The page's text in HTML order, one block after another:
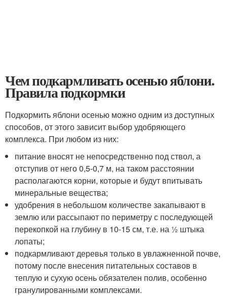
Чем подкармливать осенью яблони.
Правила подкормки
Подкормить яблони осенью можно одним из доступных
способов, от этого зависит выбор удобряющего
комплекса. При любом из них:
питание вносят не непосредственно под ствол, а
отступив от него 0,5-0,7 м, на таком расстоянии
располагаются корни, которые и будут впитывать
минеральные вещества;
удобрения в небольшом количестве закапывают в
землю или рассыпают по периметру с последующей
перекопкой на глубину в 10-15 см, т.е. на ½ штыка
лопаты;
подкармливают деревья только в увлажненной почве,
потому после внесения питательных составов в
теплую и сухую осень обязателен полив, особенно
гранулированными комплексами.